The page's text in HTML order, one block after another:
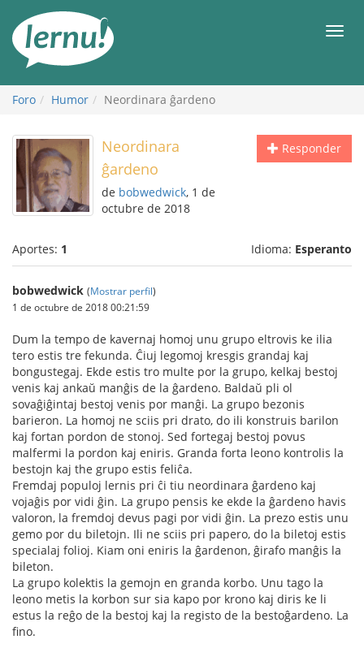
Foro Humor Neordinara ĝardeno
Responder
Neordinara
ĝardeno
de bobwedwick, 1 de
octubre de 2018
Aportes: 1 Idioma: Esperanto
bobwedwick (Mostrar perfil)
1 de octubre de 2018 00:21:59
Dum la tempo de kavernaj homoj unu grupo eltrovis ke ilia
tero estis tre fekunda. Ĉiuj legomoj kresgis grandaj kaj
bongustegaj. Ekde estis tro multe por la grupo, kelkaj bestoj
venis kaj ankaŭ manĝis de la ĝardeno. Baldaŭ pli ol
sovaĝiĝintaj bestoj venis por manĝi. La grupo bezonis
barieron. La homoj ne sciis pri drato, do ili konstruis barilon
kaj fortan pordon de stonoj. Sed fortegaj bestoj povus
malfermi la pordon kaj eniris. Granda forta leono kontrolis la
bestojn kaj the grupo estis feliĉa.
Fremdaj populoj lernis pri ĉi tiu neordinara ĝardeno kaj
vojaĝis por vidi ĝin. La grupo pensis ke ekde la ĝardeno havis
valoron, la fremdoj devus pagi por vidi ĝin. La prezo estis unu
gemo por du biletojn. Ili ne sciis pri papero, do la biletoj estis
specialaj folioj. Kiam oni eniris la ĝardenon, ĝirafo manĝis la
bileton.
La grupo kolektis la gemojn en granda korbo. Unu tago la
leono metis la korbon sur sia kapo por krono kaj diris ke li
estus la reĝo de la bestoj kaj la registo de la bestoĝardeno. La
fino.